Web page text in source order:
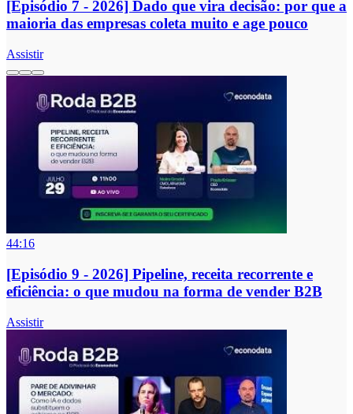
[Episódio 7 - 2026] Dado que vira decisão: por que a
maioria das empresas coleta muito e age pouco
Assistir
44:16
[Episódio 9 - 2026] Pipeline, receita recorrente e
eficiência: o que mudou na forma de vender B2B
Assistir